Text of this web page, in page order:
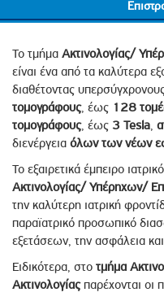
Το τμήμα Ακτινολογίας/
είναι ένα από τα καλύτερα
διαθέτοντας
τομογράφους, έως 128
τομογράφους, έως 3 Tesla,
διενέργεια όλων των νέων
Το εξαιρετικά έμπειρο
Ακτινολογίας/ Υπέρηχων/
την καλύτερη ιατρική
παραϊατρικό προσωπικό
εξετάσεων, την ασφάλεια
Ειδικότερα, στο τμήμα
Ακτινολογίαςπαρέχονται οι